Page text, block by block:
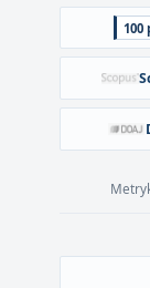
100